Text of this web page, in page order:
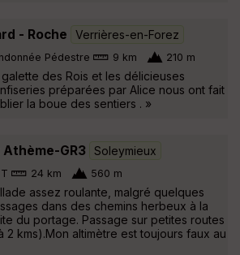
- Roche Verrières-en-Forez
Pédestre 9 km 210 m
galette des Rois et les délicieuses
préparées par Alice nous ont fait
la boue des sentiers . »
Athème-GR3 Soleymieux
24 km 560 m
assez roulante, malgré quelques
dans des chemins herbeux à la
du portage. Passage sur petites routes
2 kms).Mon altimètre est toujours faux au